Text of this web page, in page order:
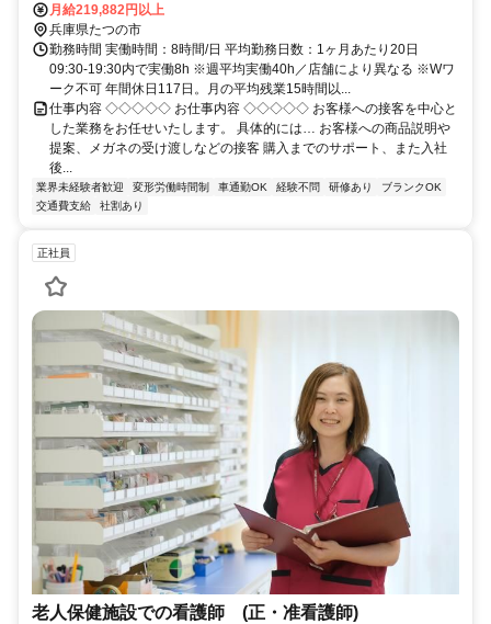
月給219,882円以上
兵庫県たつの市
勤務時間 実働時間：8時間/日 平均勤務日数：1ヶ月あたり20日
09:30-19:30内で実働8h ※週平均実働40h／店舗により異なる ※Wワ
ーク不可 年間休日117日。月の平均残業15時間以...
仕事内容 ◇◇◇◇◇ お仕事内容 ◇◇◇◇◇ お客様への接客を中心と
した業務をお任せいたします。 具体的には… お客様への商品説明や
提案、メガネの受け渡しなどの接客 購入までのサポート、また入社
後...
業界未経験者歓迎 変形労働時間制 車通勤OK 経験不問 研修あり
ブランクOK
交通費支給
社割あり
正社員
老人保健施設での看護師 (正・准看護師)